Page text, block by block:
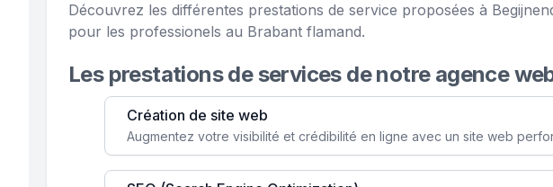
Découvrez les différentes prestations de service proposées à
pour les professionels au Brabant flamand.
Les prestations de services de notre agence
Création de site web